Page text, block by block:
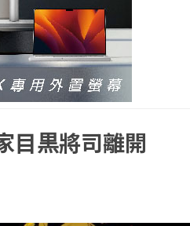
目黒將司離開